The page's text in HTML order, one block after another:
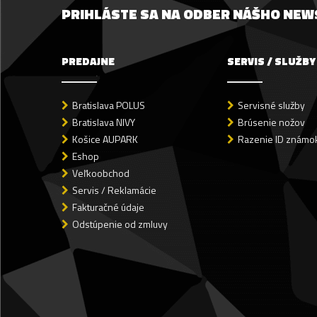
PRIHLÁSTE SA NA ODBER NÁŠHO
PREDAJNE
Bratislava POLUS
Bratislava NIVY
Košice AUPARK
Eshop
Veľkoobchod
Servis / Reklamácie
Fakturačné údaje
Odstúpenie od zmluvy
SERVIS / SLUŽBY
Servisné služby
Brúsenie nožov
Razenie ID